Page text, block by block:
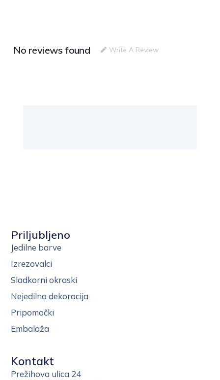
No reviews found Write A Review
Priljubljeno
Jedilne barve
Izrezovalci
Sladkorni okraski
Nejedilna dekoracija
Pripomočki
Embalaža
Kontakt
Prežihova ulica 24